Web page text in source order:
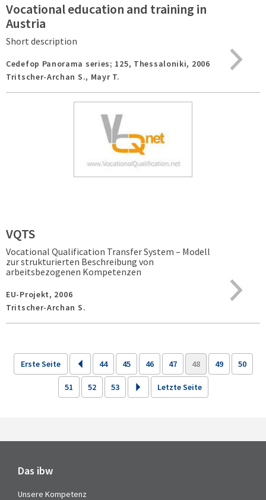
Vocational education and training in
Austria
Short description
Cedefop Panorama series; 125, Thessaloniki, 2006
Tritscher-Archan S., Mayr T.
VQTS
Vocational Qualification Transfer System – Modell
zur strukturierten Beschreibung von
arbeitsbezogenen Kompetenzen
EU-Projekt, 2006
Tritscher-Archan S.
Erste Seite 44 45 46 47 48 49 50
51 52 53 Letzte Seite
Das ibw
Unsere Kompetenz